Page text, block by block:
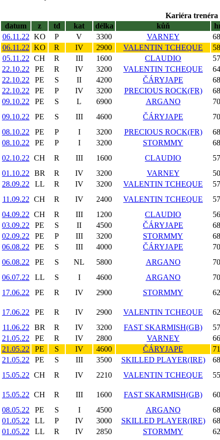
Kariéra trenéra
datum
z td kat délka kůň
06.11.22 KO P V 3300 VARNEY
06.11.22 KO R IV 2900 VALENTIN TCHEQUE
05.11.22 CH R III 1600 CLAUDIO
22.10.22
PE R IV 3200 VALENTIN TCHEQUE
22.10.22
PE S II 4200 ČÁRYJAPE
22.10.22
PE P IV 3200 PRECIOUS ROCK(FR)
09.10.22
PE S L 6900 ARGANO
09.10.22
PE S III 4600 ČÁRYJAPE
08.10.22
PE P I 3200 PRECIOUS ROCK(FR)
08.10.22
PE P I 3200 STORMMY
02.10.22 CH R III 1600 CLAUDIO
01.10.22
BR R IV 3200 VARNEY
28.09.22
LL R IV 3200 VALENTIN TCHEQUE
11.09.22 CH R IV 2400 VALENTIN TCHEQUE
04.09.22 CH R III 1200 CLAUDIO
03.09.22
PE S II 4500 ČÁRYJAPE
02.09.22
PE P III 3200 STORMMY
06.08.22
PE S III 4000 ČÁRYJAPE
06.08.22
PE S NL 5800 ARGANO
06.07.22
LL S I 4600 ARGANO
17.06.22
PE R IV 2900 STORMMY
17.06.22 PE R IV 2900 VALENTIN TCHEQUE
11.06.22
BR R IV 3200 FAST SKARMISH(GB)
21.05.22
PE R IV 2800 VARNEY
21.05.22
PE S IV 4600 ČÁRYJAPE
21.05.22
PE S III 3500 SKILLED PLAYER(IRE)
15.05.22 CH R IV 2210 VALENTIN TCHEQUE
15.05.22 CH R III 1600 FAST SKARMISH(GB)
08.05.22
PE S I 4500 ARGANO
01.05.22
LL P IV 3000 SKILLED PLAYER(IRE)
01.05.22
LL R IV 2850 STORMMY